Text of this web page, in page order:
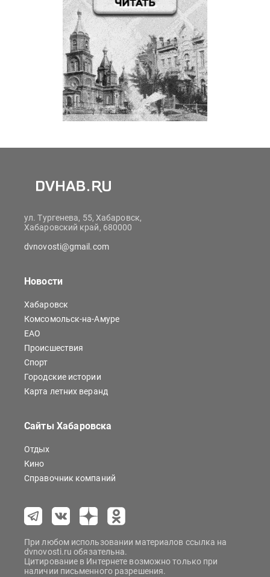
ул. Тургенева, 55, Хабаровск,
Хабаровский край, 680000
dvnovosti@gmail.com
Новости
Хабаровск
Комсомольск-на-Амуре
ЕАО
Происшествия
Спорт
Городские истории
Карта летних веранд
Сайты Хабаровска
Отдых
Кино
Справочник компаний
При любом использовании материалов ссылка на
dvnovosti.ru обязательна.
Цитирование в Интернете возможно только при
наличии письменного разрешения.